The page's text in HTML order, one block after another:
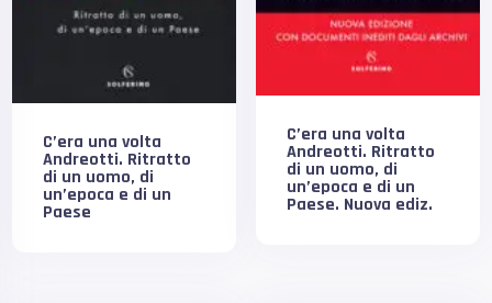
C’era una volta
Andreotti. Ritratto
di un uomo, di
un’epoca e di un
Paese
C’era una volta
Andreotti. Ritratto
di un uomo, di
un’epoca e di un
Paese. Nuova ediz.